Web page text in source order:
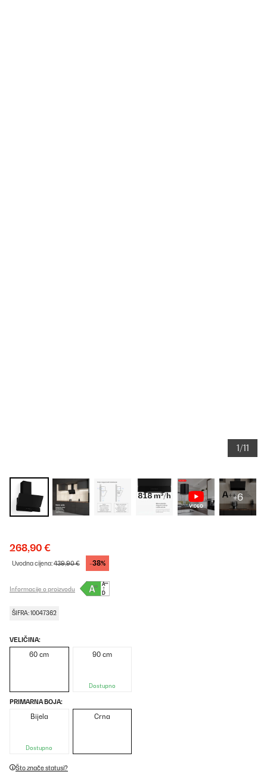
1/11
+6
268,90 €
Uvodna cijena:439,90 € -38%
Informacije o proizvodu
ŠIFRA: 10047362
VELIČINA:
60 cm 90 cm
Dostupno
PRIMARNA BOJA:
Bijela
Dostupno
Crna
Što znače statusi?